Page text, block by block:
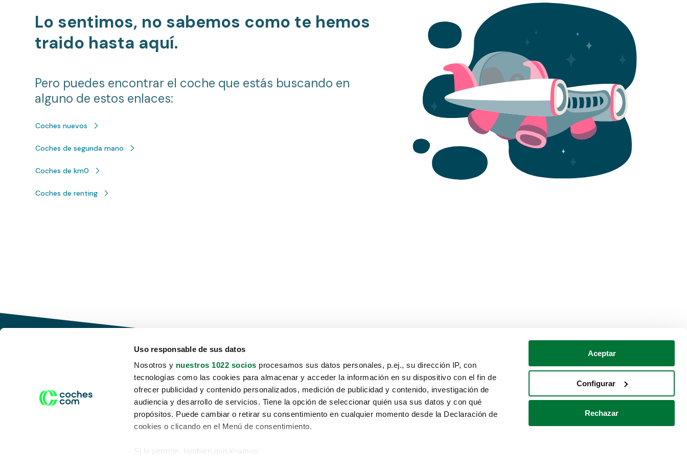
Uso responsable de sus datos
Nosotros y nuestros 1022 socios procesamos sus datos personales, p.ej., su dirección IP, con
tecnologías como las cookies para almacenar y acceder la información en su dispositivo con el fin de
ofrecer publicidad y contenido personalizados, medición de publicidad y contenido, investigación de
audiencia y desarrollo de servicios. Tiene la opción de seleccionar quién usa sus datos y con qué
propósitos. Puede cambiar o retirar su consentimiento en cualquier momento desde la Declaración de
cookies o clicando en el Menú de consentimiento.
Si lo permite, también quisiéramos:
Aceptar
Configurar
Rechazar
Lo sentimos, no sabemos como te hemos
traido hasta aquí.
Pero puedes encontrar el coche que estás buscando en
alguno de estos enlaces:
Coches nuevos
Coches de segunda mano
Coches de km0
Coches de renting
Conduce tu futuro,
desata tu movilidad